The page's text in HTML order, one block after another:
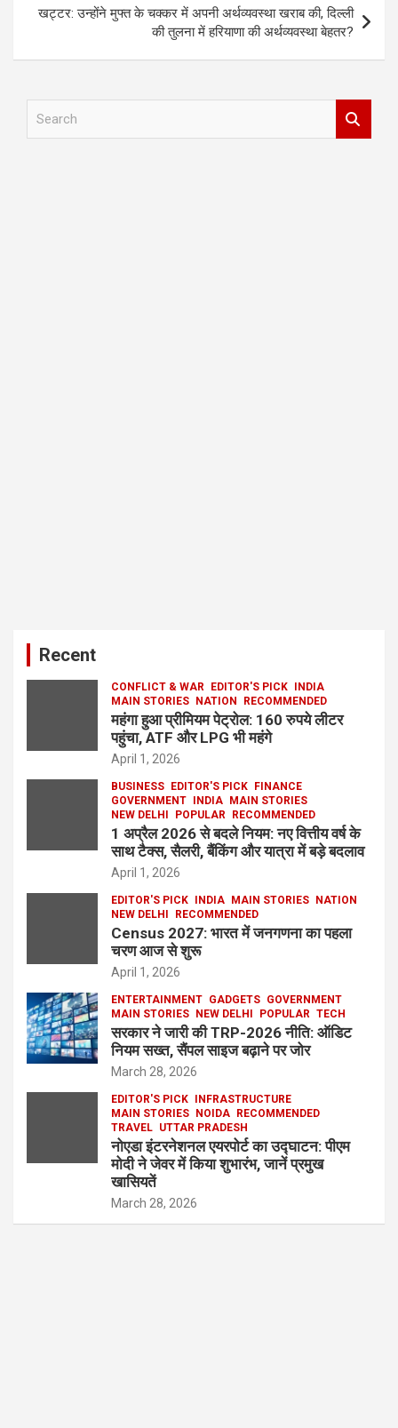
खट्टर: उन्होंने मुफ्त के चक्कर में अपनी अर्थव्यवस्था खराब की, दिल्ली
की तुलना में हरियाणा की अर्थव्यवस्था बेहतर?
Recent
CONFLICT & WAR EDITOR'S PICK
INDIA
MAIN STORIES
NATION RECOMMENDED
महंगा हुआ प्रीमियम पेट्रोल: 160 रुपये लीटर
पहुंचा, ATF और LPG भी महंगे
April 1, 2026
BUSINESS EDITOR'S PICK
FINANCE
GOVERNMENT
INDIA
MAIN STORIES
NEW DELHI
POPULAR RECOMMENDED
1 अप्रैल 2026 से बदले नियम: नए वित्तीय वर्ष के
साथ टैक्स, सैलरी, बैंकिंग और यात्रा में बड़े बदलाव
April 1, 2026
EDITOR'S PICK INDIA MAIN STORIES
NATION
NEW DELHI
RECOMMENDED
Census 2027: भारत में जनगणना का पहला
चरण आज से शुरू
April 1, 2026
ENTERTAINMENT GADGETS GOVERNMENT
MAIN STORIES
NEW DELHI POPULAR TECH
सरकार ने जारी की TRP-2026 नीति: ऑडिट
नियम सख्त, सैंपल साइज बढ़ाने पर जोर
March 28, 2026
EDITOR'S PICK
INFRASTRUCTURE
MAIN STORIES
NOIDA
RECOMMENDED
TRAVEL UTTAR PRADESH
नोएडा इंटरनेशनल एयरपोर्ट का उद्घाटन: पीएम
मोदी ने जेवर में किया शुभारंभ, जानें प्रमुख
खासियतें
March 28, 2026